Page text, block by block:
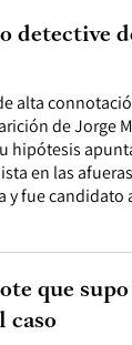
alta
de Jorge
hipótesis
en las
y fue candidato
detective
que
caso